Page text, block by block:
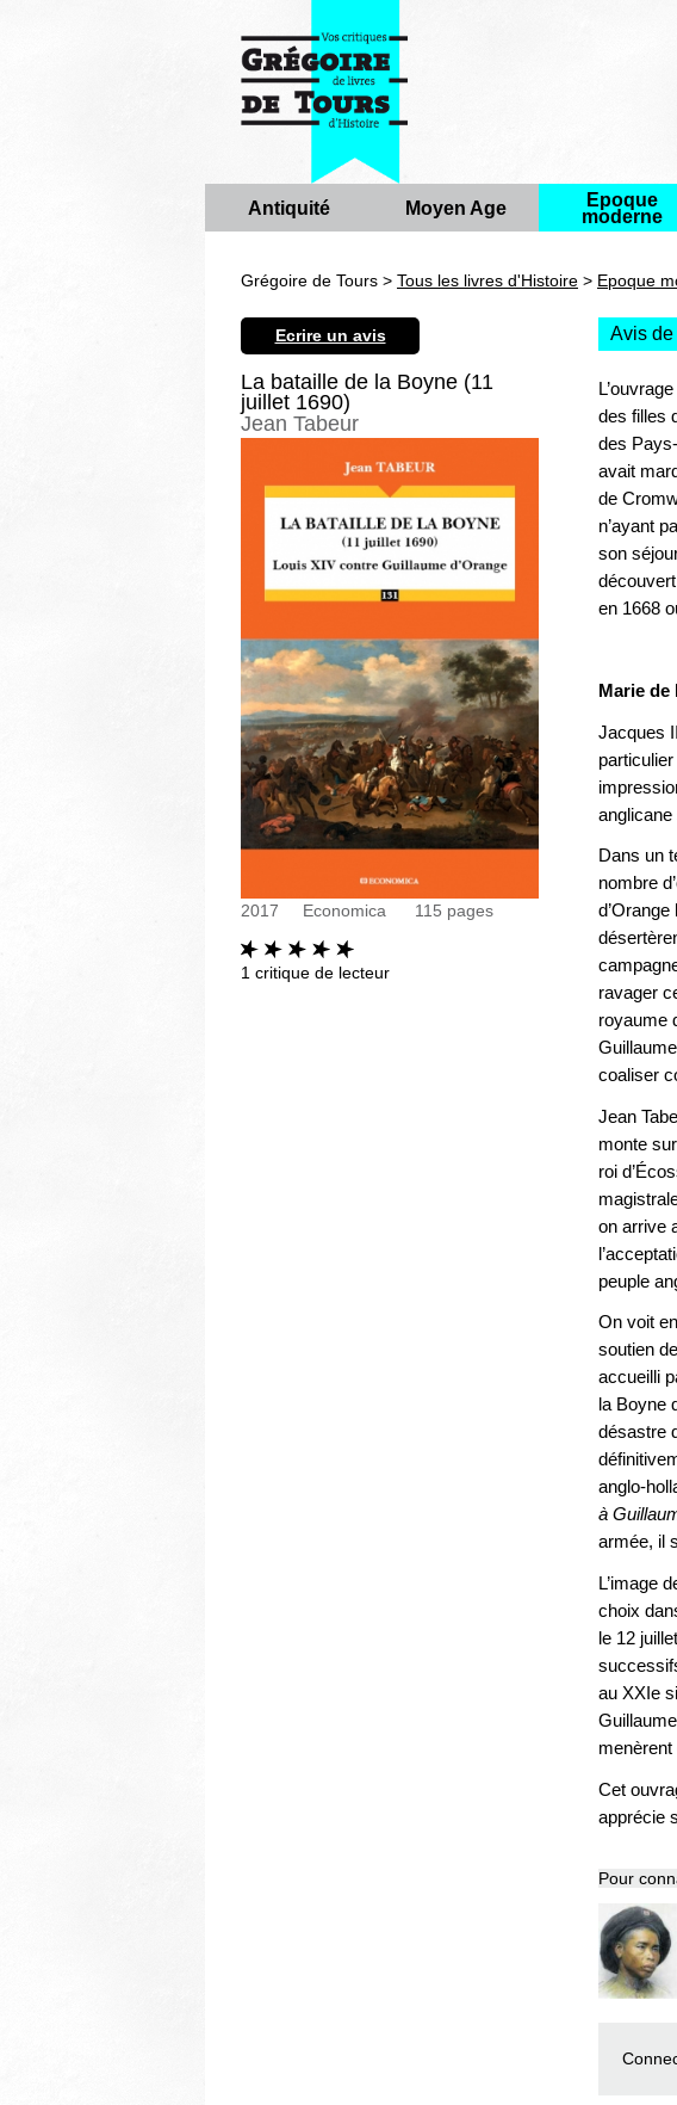
Antiquité Moyen Age
Epoque
moderne
Grégoire de Tours > Tous les livres d'Histoire > Epoque
Ecrire un avis
La bataille de la Boyne (11
juillet 1690)
Jean Tabeur
2017 Economica 115 pages
1 critique de lecteur
Avis de
des filles
des
avait
de
n’ayant
son
en 1668
Marie de
Jacques
Dans un
nombre
ravager
royaume
coaliser
Jean
monte
roi
on arrive
peuple
On voit
soutien
accueilli
la Boyne
désastre
anglo-
à
armée, il
L’image
choix
le 12
au XXIe
Cet
apprécie
Pour